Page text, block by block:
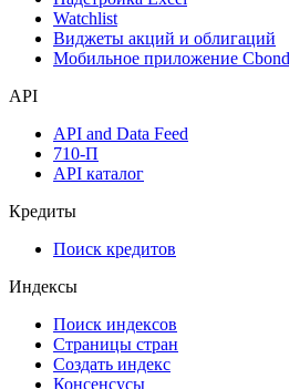
Инструментарий
Мобильное приложение Cbonds
API
API and Data Feed
API каталог
Кредиты
Поиск кредитов
Индексы